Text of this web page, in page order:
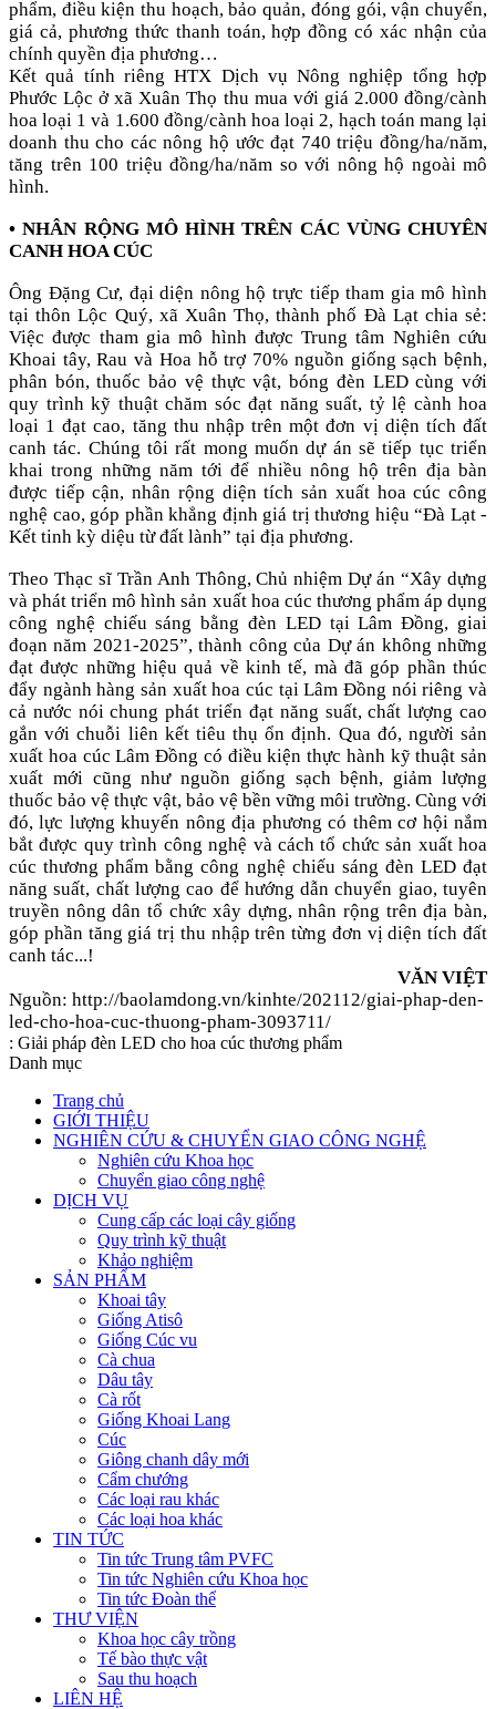
phẩm, điều kiện thu hoạch, bảo quản, đóng gói, vận chuyển,
giá cả, phương thức thanh toán, hợp đồng có xác nhận của
chính quyền địa phương…
Kết quả tính riêng HTX Dịch vụ Nông nghiệp tổng hợp
Phước Lộc ở xã Xuân Thọ thu mua với giá 2.000 đồng/cành
hoa loại 1 và 1.600 đồng/cành hoa loại 2, hạch toán mang lại
doanh thu cho các nông hộ ước đạt 740 triệu đồng/ha/năm,
tăng trên 100 triệu đồng/ha/năm so với nông hộ ngoài mô
hình.
•NHÂN RỘNG MÔ HÌNH TRÊN CÁC VÙNG CHUYÊN
CANH HOA CÚC
Ông Đặng Cư, đại diện nông hộ trực tiếp tham gia mô hình
tại thôn Lộc Quý, xã Xuân Thọ, thành phố Đà Lạt chia sẻ:
Việc được tham gia mô hình được Trung tâm Nghiên cứu
Khoai tây, Rau và Hoa hỗ trợ 70% nguồn giống sạch bệnh,
phân bón, thuốc bảo vệ thực vật, bóng đèn LED cùng với
quy trình kỹ thuật chăm sóc đạt năng suất, tỷ lệ cành hoa
loại 1 đạt cao, tăng thu nhập trên một đơn vị diện tích đất
canh tác. Chúng tôi rất mong muốn dự án sẽ tiếp tục triển
khai trong những năm tới để nhiều nông hộ trên địa bàn
được tiếp cận, nhân rộng diện tích sản xuất hoa cúc công
nghệ cao, góp phần khẳng định giá trị thương hiệu “Đà Lạt -
Kết tinh kỳ diệu từ đất lành” tại địa phương.
Theo Thạc sĩ Trần Anh Thông, Chủ nhiệm Dự án “Xây dựng
và phát triển mô hình sản xuất hoa cúc thương phẩm áp dụng
công nghệ chiếu sáng bằng đèn LED tại Lâm Đồng, giai
đoạn năm 2021-2025”, thành công của Dự án không những
đạt được những hiệu quả về kinh tế, mà đã góp phần thúc
đẩy ngành hàng sản xuất hoa cúc tại Lâm Đồng nói riêng và
cả nước nói chung phát triển đạt năng suất, chất lượng cao
gắn với chuỗi liên kết tiêu thụ ổn định. Qua đó, người sản
xuất hoa cúc Lâm Đồng có điều kiện thực hành kỹ thuật sản
xuất mới cũng như nguồn giống sạch bệnh, giảm lượng
thuốc bảo vệ thực vật, bảo vệ bền vững môi trường. Cùng với
đó, lực lượng khuyến nông địa phương có thêm cơ hội nắm
bắt được quy trình công nghệ và cách tổ chức sản xuất hoa
cúc thương phẩm bằng công nghệ chiếu sáng đèn LED đạt
năng suất, chất lượng cao để hướng dẫn chuyển giao, tuyên
truyền nông dân tổ chức xây dựng, nhân rộng trên địa bàn,
góp phần tăng giá trị thu nhập trên từng đơn vị diện tích đất
canh tác...!
VĂN VIỆT
Nguồn: http://baolamdong.vn/kinhte/202112/giai-phap-den-
led-cho-hoa-cuc-thuong-pham-3093711/
: Giải pháp đèn LED cho hoa cúc thương phẩm
Danh mục
Trang chủ
GIỚI THIỆU
NGHIÊN CỨU & CHUYỂN GIAO CÔNG NGHỆ
Nghiên cứu Khoa học
Chuyển giao công nghệ
DỊCH VỤ
Cung cấp các loại cây giống
Quy trình kỹ thuật
Khảo nghiệm
SẢN PHẨM
Khoai tây
Giống Atisô
Giống Cúc vu
Cà chua
Dâu tây
Cà rốt
Giống Khoai Lang
Cúc
Giông chanh dây mới
Cẩm chướng
Các loại rau khác
Các loại hoa khác
TIN TỨC
Tin tức Trung tâm PVFC
Tin tức Nghiên cứu Khoa học
Tin tức Đoàn thể
THƯ VIỆN
Khoa học cây trồng
Tế bào thực vật
Sau thu hoạch
LIÊN HỆ